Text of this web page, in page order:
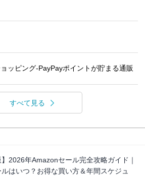
ッピング-PayPayポイントが貯まる通販
すべて見る
】2026年Amazonセール完全攻略ガイド｜
はいつ？お得な買い方＆年間スケジュ